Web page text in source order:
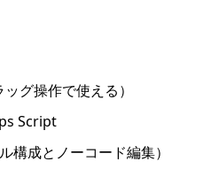
グ操作で使える）
Script
成とノーコード編集）